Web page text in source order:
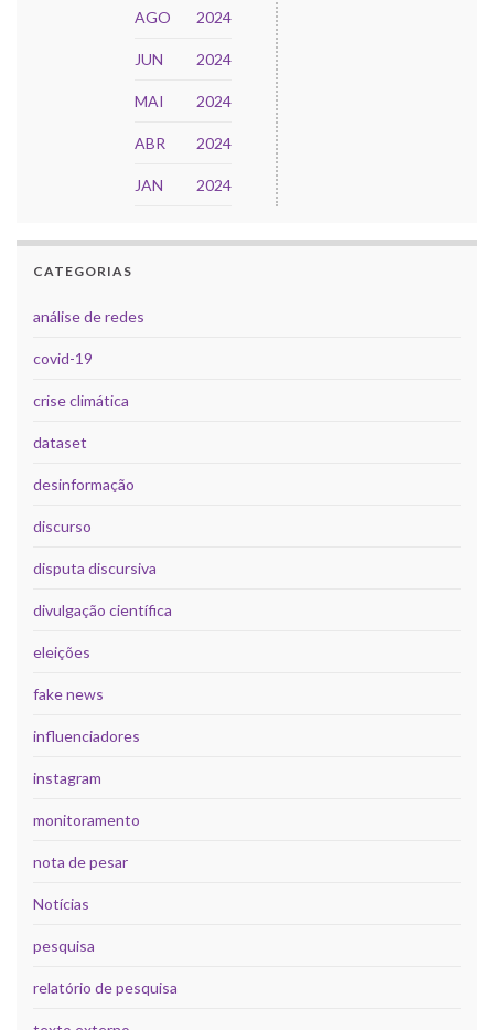
AGO 2024
JUN 2024
MAI 2024
ABR 2024
JAN 2024
CATEGORIAS
análise de redes
covid-19
crise climática
dataset
desinformação
discurso
disputa discursiva
divulgação científica
eleições
fake news
influenciadores
instagram
monitoramento
nota de pesar
Notícias
pesquisa
relatório de pesquisa